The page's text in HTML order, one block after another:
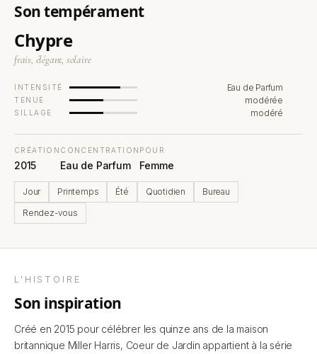
son tempérament
Chypre
frais, élégant, solaire
INTENSITÉ Eau de Parfum
TENUE modérée
SILLAGE modéré
CRÉATION
2015
CONCENTRATION
Eau de Parfum
POUR
Femme
Jour Printemps Été Quotidien
Bureau
Rendez-vous
L'HISTOIRE
son inspiration
Créé en 2015 pour célébrer les quinze ans de la maison
britannique Miller Harris, Coeur de Jardin appartient à la série